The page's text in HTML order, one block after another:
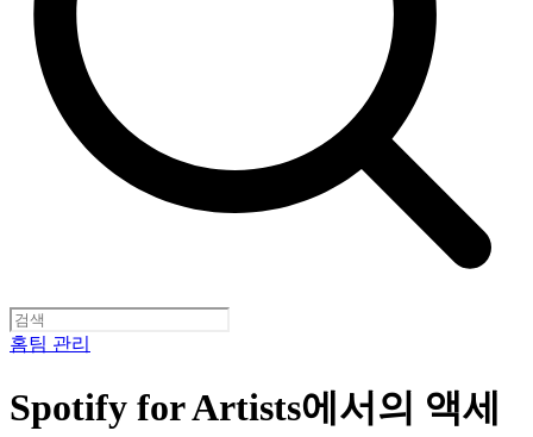
홈팀 관리
Spotify for Artists에서의 액세